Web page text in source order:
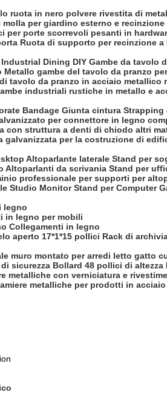
ruota in nero polvere rivestita di
per giardino esterno e recinzione
per porte scorrevoli pesanti in
Ruota di supporto per recinzione a
Dining DIY Gambe da tavolo
gambe del tavolo da pranzo
tavolo da pranzo in acciaio metallico
industriali rustiche in metallo e
Bandage Giunta cintura Strapping
per connettore in legno
con struttura a denti di chiodo altri
galvanizzata per la costruzione di
Altoparlante laterale Stand per
da scrivania Stand per
professionale per supporti per
Studio Monitor Stand per Computer
legno
in legno per mobili
Collegamenti in legno
aperto 17*1*15 pollici Rack di
muro montato per arredi letto gatto
sicurezza Bollard 48 pollici di altezza
metalliche con verniciatura e
metalliche per prodotti in